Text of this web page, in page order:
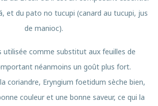
et du pato no tucupi (canard au tucupi, jus
de manioc).
utilisée comme substitut aux feuilles de
néanmoins un goût plus fort.
coriandre, Eryngium foetidum sèche bien,
couleur et une bonne saveur, ce qui la